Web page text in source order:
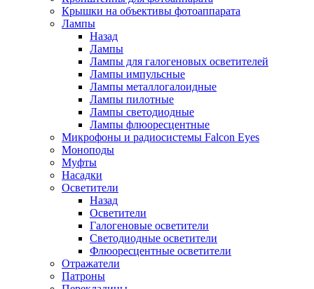
Крышки на объективы фотоаппарата
Лампы
Назад
Лампы
Лампы для галогеновых осветителей
Лампы импульсные
Лампы металлогалоидные
Лампы пилотные
Лампы светодиодные
Лампы флюоресцентные
Микрофоны и радиосистемы Falcon Eyes
Моноподы
Муфты
Насадки
Осветители
Назад
Осветители
Галогеновые осветители
Светодиодные осветители
Флюоресцентные осветители
Отражатели
Патроны